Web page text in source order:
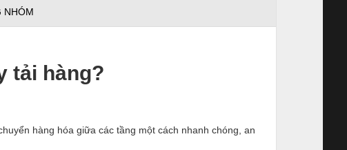
NHÓM
tải hàng?
hàng hóa giữa các tầng một cách nhanh chóng, an